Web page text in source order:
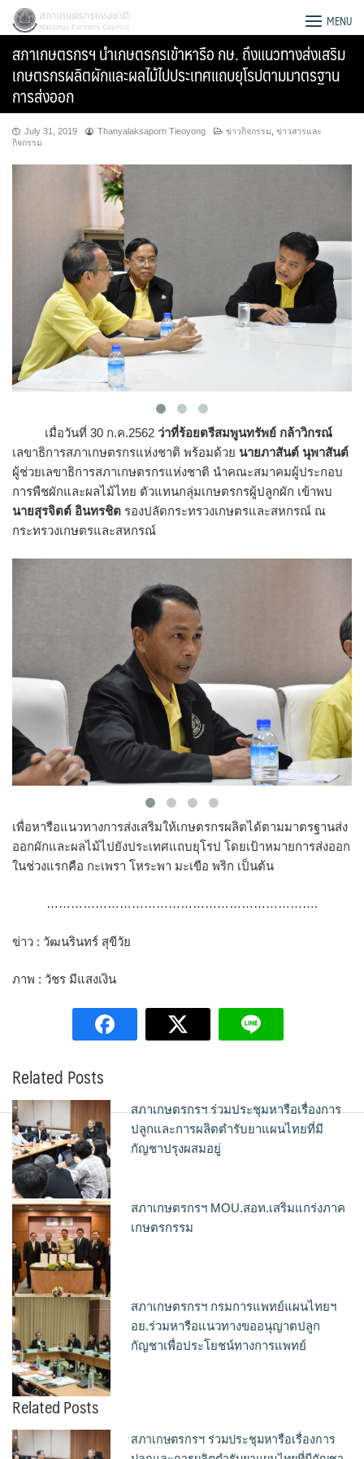
Skip
content
Search
for:
สภาเกษตรกรแห่งชาติ MENU
สภาเกษตรกรฯ นำเกษตรกรเข้าหารือ กษ. ถึงแนวทางส่งเสริม
เกษตรกรผลิตผักและผลไม้ไปประเทศแถบยุโรปตามมาตรฐาน
การส่งออก
July 31, 2019 Thanyalaksaporn Tieoyong ข่าวกิจกรรม ข่าวสารและ
กิจกรรม
เมื่อวันที่ 30 ก.ค.2562 ว่าที่ร้อยตรีสมพูนทรัพย์ กล้าวิกรณ์
เลขาธิการสภาเกษตรกรแห่งชาติ พร้อมด้วย นายภาสันต์ นุพาสันต์
ผู้ช่วยเลขาธิการสภาเกษตรกรแห่งชาติ นำคณะสมาคมผู้ประกอบ
การพืชผักและผลไม้ไทย ตัวแทนกลุ่มเกษตรกรผู้ปลูกผัก เข้าพบ
นายสุรจิตต์ อินทรชิต รองปลัดกระทรวงเกษตรและสหกรณ์ ณ
กระทรวงเกษตรและสหกรณ์
เพื่อหารือแนวทางการส่งเสริมให้เกษตรกรผลิตได้ตามมาตรฐานส่ง
ออกผักและผลไม้ไปยังประเทศแถบยุโรป โดยเป้าหมายการส่งออก
ในช่วงแรกคือ กะเพรา โหระพา มะเขือ พริก เป็นต้น
………………………………………………………….
ข่าว : วัฒนรินทร์ สุขีวัย
ภาพ : วัชร มีแสงเงิน
Related Posts
สภาเกษตรกรฯ ร่วมประชุมหารือเรื่องการ
ปลูกและการผลิตตำรับยาแผนไทยที่มี
กัญชาปรุงผสมอยู่
สภาเกษตรกรฯ MOU.สอท.เสริมแกร่งภาค
เกษตรกรรม
สภาเกษตรกรฯ กรมการแพทย์แผนไทยฯ
อย.ร่วมหารือแนวทางขออนุญาตปลูก
กัญชาเพื่อประโยชน์ทางการแพทย์
Related Posts
สภาเกษตรกรฯ ร่วมประชุมหารือเรื่องการ